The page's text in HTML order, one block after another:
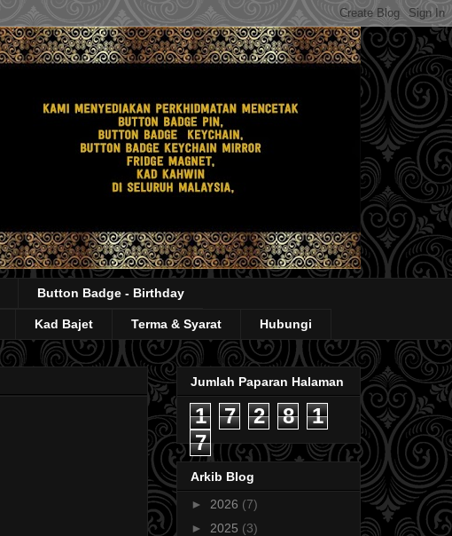
Button Badge - Birthday
Kad Bajet Terma & Syarat Hubungi
Jumlah Paparan Halaman
1 7 2 8
1
7
Arkib Blog
► 2026 (7)
► 2025 (3)